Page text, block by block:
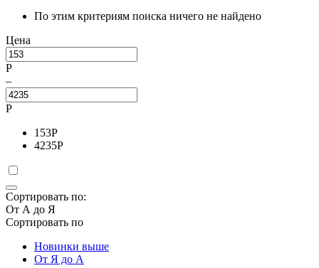
По этим критериям поиска ничего не найдено
Цена
Р
–
Р
153Р
4235Р
Сортировать по:
От А до Я
Сортировать по
Новинки выше
От Я до А